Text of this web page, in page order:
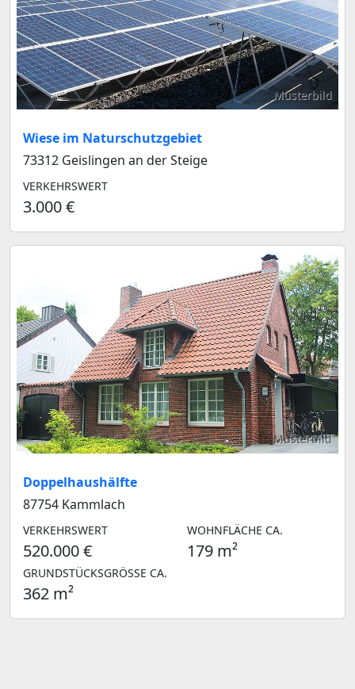
Musterbild
Wiese im Naturschutzgebiet
73312 Geislingen an der Steige
VERKEHRSWERT
3.000 €
Musterbild
Doppelhaushälfte
87754 Kammlach
VERKEHRSWERT
520.000 €
WOHNFLÄCHE CA.
179 m²
GRUNDSTÜCKSGRÖSSE CA.
362 m²